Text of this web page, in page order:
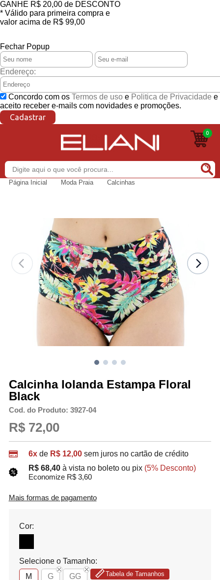
GANHE R$ 20,00 de DESCONTO
* Válido para primeira compra e
valor acima de R$ 99,00
Fechar Popup
Endereço:
Concordo com os Termos de uso e Politica de Privacidade e
aceito receber e-mails com novidades e promoções.
Cadastrar
0
Página Inicial Moda Praia Calcinhas
Calcinha Iolanda Estampa Floral
Black
Cod. do Produto: 3927-04
R$ 72,00
6xde R$ 12,00 sem juros no cartão de crédito
R$ 68,40 à vista no boleto ou pix (5% Desconto)
Economize R$ 3,60
Mais formas de pagamento
Cor:
Selecione o Tamanho:
M
G GG Tabela de Tamanhos